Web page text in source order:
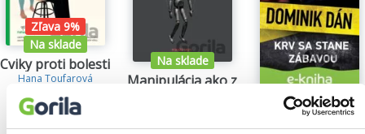
Zľava 9%
Na sklade
Cviky proti bolesti 1.
Hana Toufarová
24,30€
Na sklade
Manipulácia ako zbraň
Krv sa stane